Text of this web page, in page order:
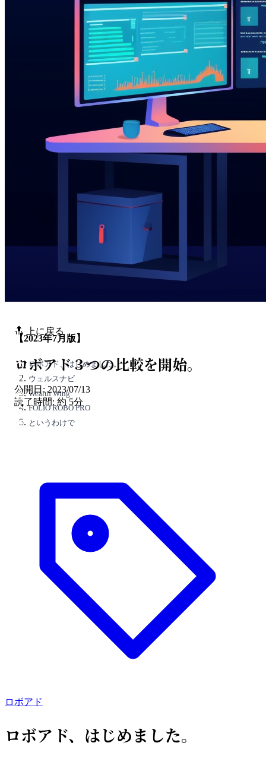
🔝 上に戻る
ロボアド、はじめました。
ウェルスナビ
Wealth Wing
FOLIO ROBO PRO
というわけで
【2023年7月版】
ロボアド３つの比較を開始。
公開日: 2023/07/13
読了時間: 約 5分
ロボアド
ロボアド、はじめました。